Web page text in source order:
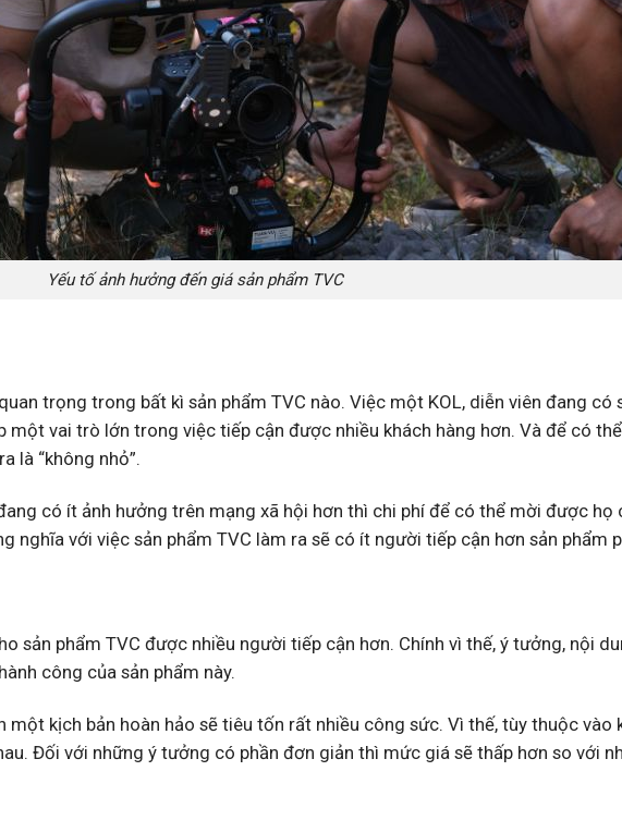
Yếu tố ảnh hưởng đến giá sản phẩm TVC
trọng trong bất kì sản phẩm TVC nào. Việc một KOL, diễn viên đang có
một vai trò lớn trong việc tiếp cận được nhiều khách hàng hơn. Và để có
là “không nhỏ”.
có ít ảnh hưởng trên mạng xã hội hơn thì chi phí để có thể mời được họ
nghĩa với việc sản phẩm TVC làm ra sẽ có ít người tiếp cận hơn sản phẩm
sản phẩm TVC được nhiều người tiếp cận hơn. Chính vì thế, ý tưởng, nội
công của sản phẩm này.
kịch bản hoàn hảo sẽ tiêu tốn rất nhiều công sức. Vì thế, tùy thuộc vào
Đối với những ý tưởng có phần đơn giản thì mức giá sẽ thấp hơn so với